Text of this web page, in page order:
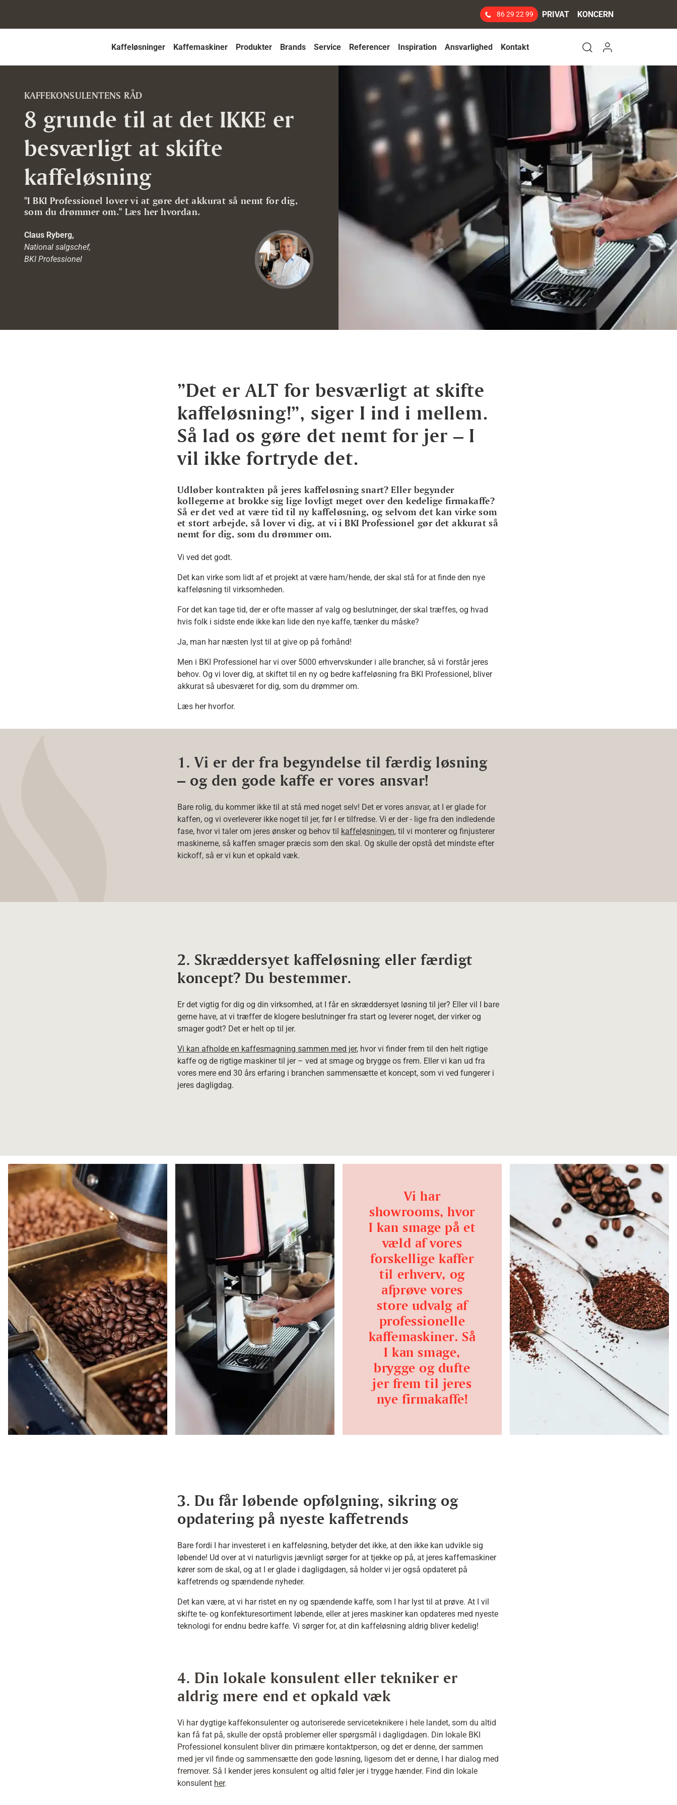
86 29 22 99 PRIVAT KONCERN
Kaffeløsninger Kaffemaskiner Produkter Brands Service Referencer Inspiration Ansvarlighed
Kontakt
Log ind
KAFFEKONSULENTENS RÅD
8 grunde til at det IKKE er
besværligt at skifte
kaffeløsning
"I BKI Professionel lover vi at gøre det akkurat så nemt for dig,
som du drømmer om." Læs her hvordan.
Claus Ryberg,
National salgschef,
BKI Professionel
”Det er ALT for besværligt at skifte
kaffeløsning!”, siger I ind i mellem.
Så lad os gøre det nemt for jer – I
vil ikke fortryde det.
Udløber kontrakten på jeres kaffeløsning snart? Eller begynder
kollegerne at brokke sig lige lovligt meget over den kedelige firmakaffe?
Så er det ved at være tid til ny kaffeløsning, og selvom det kan virke som
et stort arbejde, så lover vi dig, at vi i BKI Professionel gør det akkurat så
nemt for dig, som du drømmer om.
Vi ved det godt.
Det kan virke som lidt af et projekt at være ham/hende, der skal stå for at finde den nye
kaffeløsning til virksomheden.
For det kan tage tid, der er ofte masser af valg og beslutninger, der skal træffes, og hvad
hvis folk i sidste ende ikke kan lide den nye kaffe, tænker du måske?
Ja, man har næsten lyst til at give op på forhånd!
Men i BKI Professionel har vi over 5000 erhvervskunder i alle brancher, så vi forstår jeres
behov. Og vi lover dig, at skiftet til en ny og bedre kaffeløsning fra BKI Professionel, bliver
akkurat så ubesværet for dig, som du drømmer om.
Læs her hvorfor.
1. Vi er der fra begyndelse til færdig løsning
– og den gode kaffe er vores ansvar!
Bare rolig, du kommer ikke til at stå med noget selv! Det er vores ansvar, at I er glade for
kaffen, og vi overleverer ikke noget til jer, før I er tilfredse. Vi er der - lige fra den indledende
fase, hvor vi taler om jeres ønsker og behov til kaffeløsningen, til vi monterer og finjusterer
maskinerne, så kaffen smager præcis som den skal. Og skulle der opstå det mindste efter
kickoff, så er vi kun et opkald væk.
2. Skræddersyet kaffeløsning eller færdigt
koncept? Du bestemmer.
Er det vigtig for dig og din virksomhed, at I får en skræddersyet løsning til jer? Eller vil I bare
gerne have, at vi træffer de klogere beslutninger fra start og leverer noget, der virker og
smager godt? Det er helt op til jer.
Vi kan afholde en kaffesmagning sammen med jer, hvor vi finder frem til den helt rigtige
kaffe og de rigtige maskiner til jer – ved at smage og brygge os frem. Eller vi kan ud fra
vores mere end 30 års erfaring i branchen sammensætte et koncept, som vi ved fungerer i
jeres dagligdag.
Vi har
showrooms, hvor
I kan smage på et
væld af vores
forskellige kaffer
til erhverv, og
afprøve vores
store udvalg af
professionelle
kaffemaskiner. Så
I kan smage,
brygge og dufte
jer frem til jeres
nye firmakaffe!
3. Du får løbende opfølgning, sikring og
opdatering på nyeste kaffetrends
Bare fordi I har investeret i en kaffeløsning, betyder det ikke, at den ikke kan udvikle sig
løbende! Ud over at vi naturligvis jævnligt sørger for at tjekke op på, at jeres kaffemaskiner
kører som de skal, og at I er glade i dagligdagen, så holder vi jer også opdateret på
kaffetrends og spændende nyheder.
Det kan være, at vi har ristet en ny og spændende kaffe, som I har lyst til at prøve. At I vil
skifte te- og konfekturesortiment løbende, eller at jeres maskiner kan opdateres med nyeste
teknologi for endnu bedre kaffe. Vi sørger for, at din kaffeløsning aldrig bliver kedelig!
4. Din lokale konsulent eller tekniker er
aldrig mere end et opkald væk
Vi har dygtige kaffekonsulenter og autoriserede serviceteknikere i hele landet, som du altid
kan få fat på, skulle der opstå problemer eller spørgsmål i dagligdagen. Din lokale BKI
Professionel konsulent bliver din primære kontaktperson, og det er denne, der sammen
med jer vil finde og sammensætte den gode løsning, ligesom det er denne, I har dialog med
fremover. Så I kender jeres konsulent og altid føler jer i trygge hænder. Find din lokale
konsulent her.